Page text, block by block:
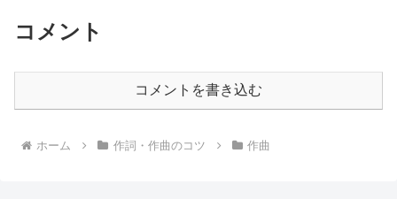
コメント
コメントを書き込む
ホーム 作詞・作曲のコツ 作曲